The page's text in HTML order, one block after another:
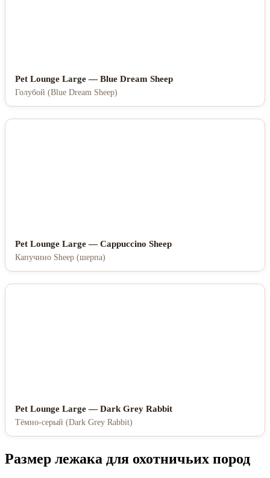
Pet Lounge Large — Blue Dream Sheep
Голубой (Blue Dream Sheep)
Pet Lounge Large — Cappuccino Sheep
Капучино Sheep (шерпа)
Pet Lounge Large — Dark Grey Rabbit
Тёмно-серый (Dark Grey Rabbit)
Размер лежака для охотничьих пород